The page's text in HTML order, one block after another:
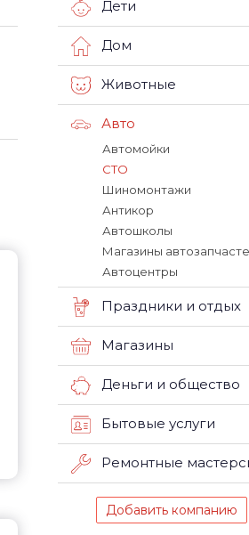
Дети
Дом
Животные
Авто
Автомойки
СТО
Шиномонтажи
Антикор
Автошколы
Магазины
Автоцентры
Праздники и отдых
Магазины
Деньги и общество
Бытовые услуги
Ремонтные
Добавить компанию